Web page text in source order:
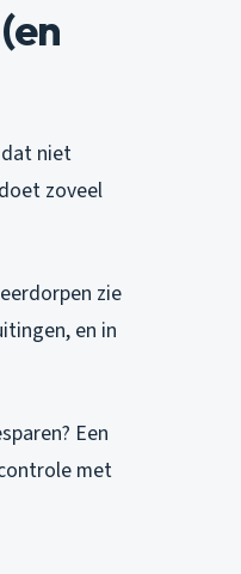
dat niet
zoveel
zie
en in
Een
met